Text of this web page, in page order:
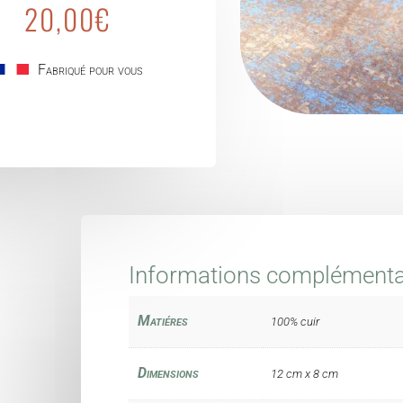
20,00€
Fabriqué pour vous
Informations
Matiéres 100% cuir
Dimensions 12 cm x 8 cm